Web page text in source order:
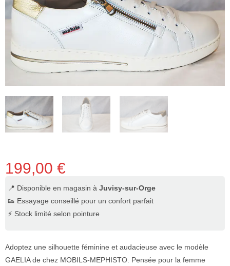
199,00 €
📍 Disponible en magasin à Juvisy-sur-Orge
👟 Essayage conseillé pour un confort parfait
⚡ Stock limité selon pointure
Adoptez une silhouette féminine et audacieuse avec le modèle
GAELIA de chez MOBILS-MEPHISTO. Pensée pour la femme